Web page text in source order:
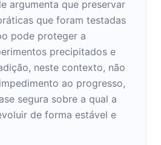
argumenta que preservar
que foram testadas
pode proteger a
precipitados e
neste contexto, não
ao progresso,
segura sobre a qual a
de forma estável e